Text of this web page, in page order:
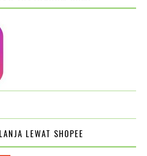
LEWAT SHOPEE